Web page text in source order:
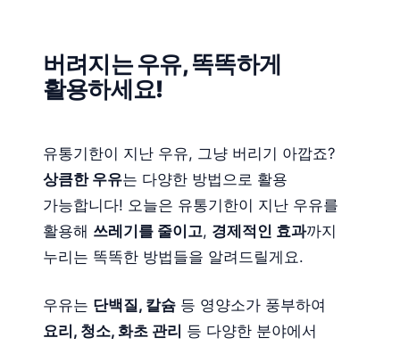
버려지는 우유, 똑똑하게
활용하세요!
유통기한이 지난 우유, 그냥 버리기 아깝죠?
상큼한 우유는 다양한 방법으로 활용
가능합니다! 오늘은 유통기한이 지난 우유를
활용해 쓰레기를 줄이고, 경제적인 효과까지
누리는 똑똑한 방법들을 알려드릴게요.
우유는 단백질, 칼슘 등 영양소가 풍부하여
요리, 청소, 화초 관리 등 다양한 분야에서